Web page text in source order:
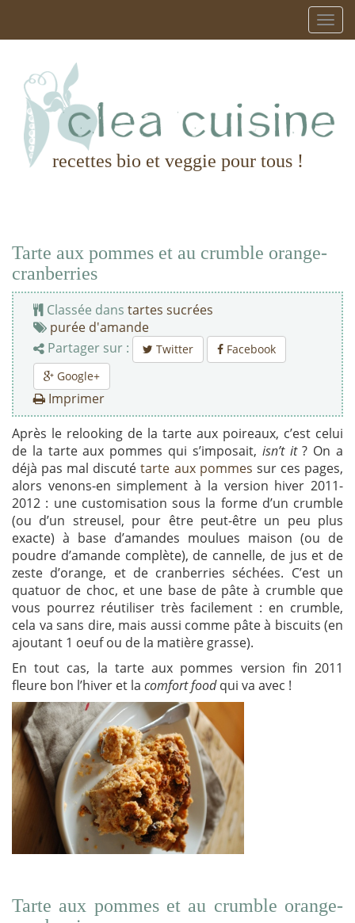
recettes bio et veggie pour tous !
Tarte aux pommes et au crumble orange-
cranberries
Classée dans tartes sucrées
purée d'amande
Partager sur :
Twitter
Facebook
Google+
Imprimer
Après le relooking de la tarte aux poireaux, c’est celui
de la tarte aux pommes qui s’imposait, isn’t it? On a
déjà pas mal discutétarte aux pommes sur ces pages,
alors venons-en simplement à la version hiver 2011-
2012 : une customisation sous la forme d’un crumble
(ou d’un streusel, pour être peut-être un peu plus
exacte) à base d’amandes moulues maison (ou de
poudre d’amande complète), de cannelle, de jus et de
zeste d’orange, et de cranberries séchées. C’est un
quatuor de choc, et une base de pâte à crumble que
vous pourrez réutiliser très facilement : en crumble,
cela va sans dire, mais aussi comme pâte à biscuits (en
ajoutant 1 oeuf ou de la matière grasse).
En tout cas, la tarte aux pommes version fin 2011
fleure bon l’hiver et la comfort foodqui va avec !
Tarte aux pommes et au crumble orange-